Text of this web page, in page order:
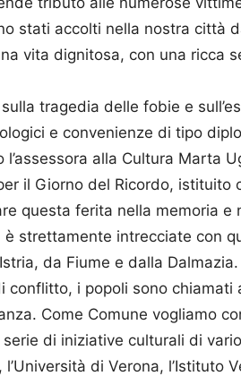
stati accolti nella nostra città
vita dignitosa, con una ricca
tragedia delle fobie e
e convenienze di tipo
alla Cultura Marta
il Giorno del Ricordo, istituito
questa ferita nella memoria e
strettamente intrecciate con
da Fiume e dalla
conflitto, i popoli sono chiamati
Come Comune vogliamo
di iniziative culturali di
di Verona, l’Istituto